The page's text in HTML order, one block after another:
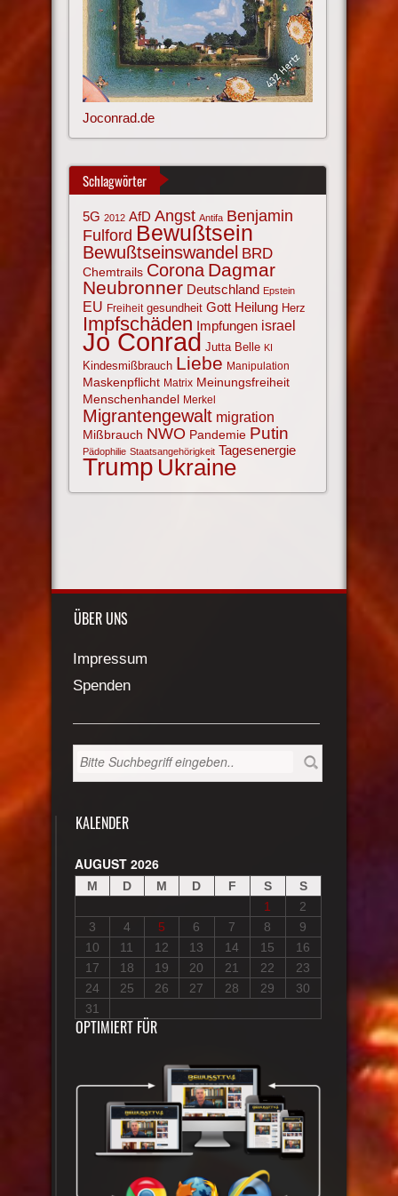
Joconrad.de
Schlagwörter
5G 2012 AfD Angst Antifa Benjamin
Fulford Bewußtsein
Bewußtseinswandel BRD
Chemtrails Corona Dagmar
Neubronner Deutschland Epstein
EU Freiheit gesundheit Gott Heilung Herz
Impfschäden Impfungen israel
Jo Conrad Jutta Belle KI
Kindesmißbrauch Liebe Manipulation
Maskenpflicht Matrix Meinungsfreiheit
Menschenhandel Merkel
Migrantengewalt migration
Mißbrauch NWO Pandemie Putin
Pädophilie Staatsangehörigkeit Tagesenergie
Trump Ukraine
ÜBER UNS
Impressum
Spenden
KALENDER
AUGUST 2026
M D M D F S
S
1
2
3
4 5 6 7 8
9
10
11 12 13 14 15
16
17
18 19 20 21 22
23
24
25 26 27 28 29
30
31
OPTIMIERT FÜR